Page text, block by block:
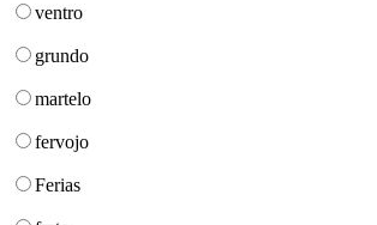
ventro
grundo
martelo
fervojo
Ferias